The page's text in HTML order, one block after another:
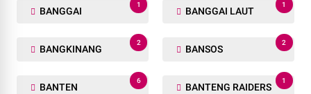
BANGGAI
1
BANGGAI LAUT
1
BANGKINANG
2
BANSOS
2
BANTEN
6
BANTENG RAIDERS
1